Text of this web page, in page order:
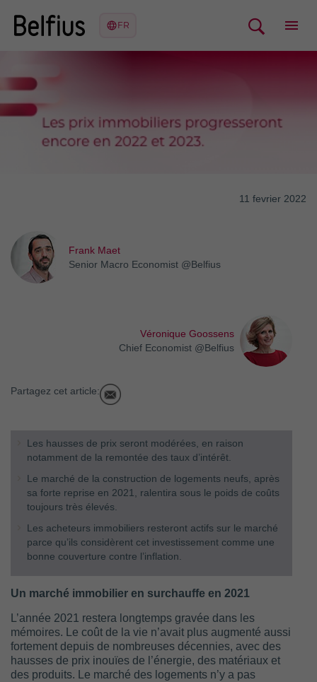
11 fevrier 2022
Frank Maet
Senior Macro Economist @Belfius
Véronique Goossens
Chief Economist @Belfius
Partagez cet article:
Les hausses de prix seront modérées, en raison
notamment de la remontée des taux d’intérêt.
Le marché de la construction de logements neufs, après
sa forte reprise en 2021, ralentira sous le poids de coûts
toujours très élevés.
Les acheteurs immobiliers resteront actifs sur le marché
parce qu’ils considèrent cet investissement comme une
bonne couverture contre l’inflation.
Un marché immobilier en surchauffe en 2021
L’année 2021 restera longtemps gravée dans les
mémoires. Le coût de la vie n’avait plus augmenté aussi
fortement depuis de nombreuses décennies, avec des
hausses de prix inouïes de l’énergie, des matériaux et
des produits. Le marché des logements n’y a pas